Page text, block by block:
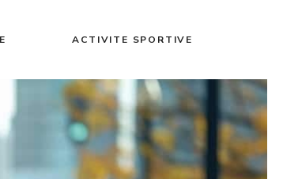
ACTIVITE SPORTIVE